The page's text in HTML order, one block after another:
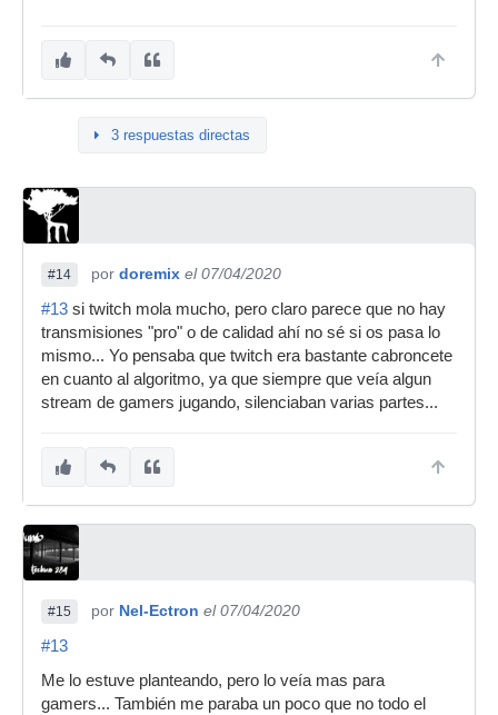
3 respuestas directas
#14 por doremix el 07/04/2020
#13 si twitch mola mucho, pero claro parece que no hay
transmisiones "pro" o de calidad ahí no sé si os pasa lo
mismo... Yo pensaba que twitch era bastante cabroncete
en cuanto al algoritmo, ya que siempre que veía algun
stream de gamers jugando, silenciaban varias partes...
#15 por Nel-Ectron el 07/04/2020
#13
Me lo estuve planteando, pero lo veía mas para
gamers... También me paraba un poco que no todo el